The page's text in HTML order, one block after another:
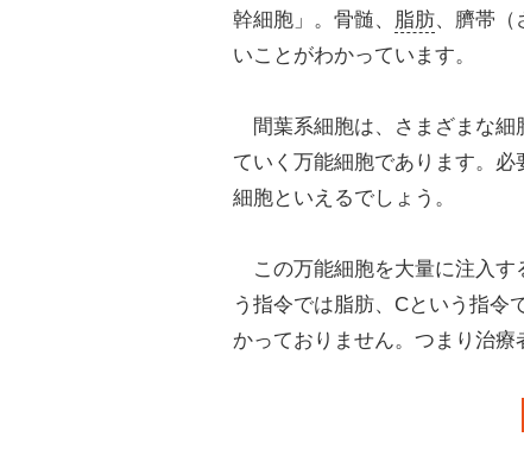
幹細胞」。骨髄、 脂肪、臍帯（
いことがわかっています。
間葉系細胞は、さまざまな細
ていく万能細胞であります。
細胞といえるでしょう。
この万能細胞を大量に注入す
う指令では脂肪、Cという指
かっておりません。つまり治療